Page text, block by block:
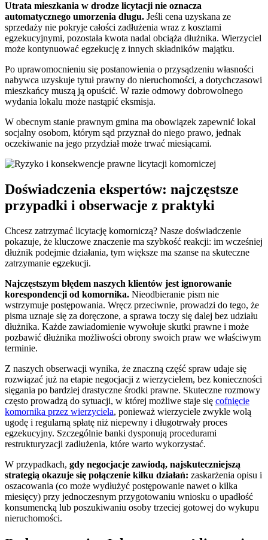
Utrata mieszkania w drodze licytacji nie oznacza
automatycznego umorzenia długu. Jeśli cena uzyskana ze
sprzedaży nie pokryje całości zadłużenia wraz z kosztami
egzekucyjnymi, pozostała kwota nadal obciąża dłużnika. Wierzyciel
może kontynuować egzekucję z innych składników majątku.
Po uprawomocnieniu się postanowienia o przysądzeniu własności
nabywca uzyskuje tytuł prawny do nieruchomości, a dotychczasowi
mieszkańcy muszą ją opuścić. W razie odmowy dobrowolnego
wydania lokalu może nastąpić eksmisja.
W obecnym stanie prawnym gmina ma obowiązek zapewnić lokal
socjalny osobom, którym sąd przyznał do niego prawo, jednak
oczekiwanie na jego przydział może trwać miesiącami.
Doświadczenia ekspertów: najczęstsze
przypadki i obserwacje z praktyki
Chcesz zatrzymać licytację komorniczą? Nasze doświadczenie
pokazuje, że kluczowe znaczenie ma szybkość reakcji: im wcześniej
dłużnik podejmie działania, tym większe ma szanse na skuteczne
zatrzymanie egzekucji.
Najczęstszym błędem naszych klientów jest ignorowanie
korespondencji od komornika. Nieodbieranie pism nie
wstrzymuje postępowania. Wręcz przeciwnie, prowadzi do tego, że
pisma uznaje się za doręczone, a sprawa toczy się dalej bez udziału
dłużnika. Każde zawiadomienie wywołuje skutki prawne i może
pozbawić dłużnika możliwości obrony swoich praw we właściwym
terminie.
Z naszych obserwacji wynika, że znaczną część spraw udaje się
rozwiązać już na etapie negocjacji z wierzycielem, bez konieczności
sięgania po bardziej drastyczne środki prawne. Skuteczne rozmowy
często prowadzą do sytuacji, w której możliwe staje się cofnięcie
komornika przez wierzyciela, ponieważ wierzyciele zwykle wolą
ugodę i regularną spłatę niż niepewny i długotrwały proces
egzekucyjny. Szczególnie banki dysponują procedurami
restrukturyzacji zadłużenia, które warto wykorzystać.
W przypadkach, gdy negocjacje zawiodą, najskuteczniejszą
strategią okazuje się połączenie kilku działań: zaskarżenia opisu i
oszacowania (co może wydłużyć postępowanie nawet o kilka
miesięcy) przy jednoczesnym przygotowaniu wniosku o upadłość
konsumencką lub poszukiwaniu osoby trzeciej gotowej do wykupu
nieruchomości.